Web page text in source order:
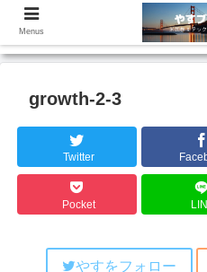
growth-2-3
Twitter
Pocket
やすをフォロー
Menus